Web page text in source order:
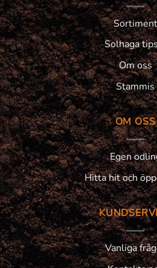
Sortiment
Solhaga
Om oss
Stammis
OM OSS
Egen
Hitta hit och
Vanliga